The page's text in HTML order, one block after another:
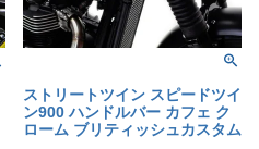
ストリートツイン スピードツイ
ン900 ハンドルバー カフェ ク
ローム ブリティッシュカスタム